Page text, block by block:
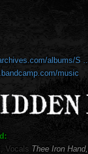
albums/S
music
Vocals Thee Iron